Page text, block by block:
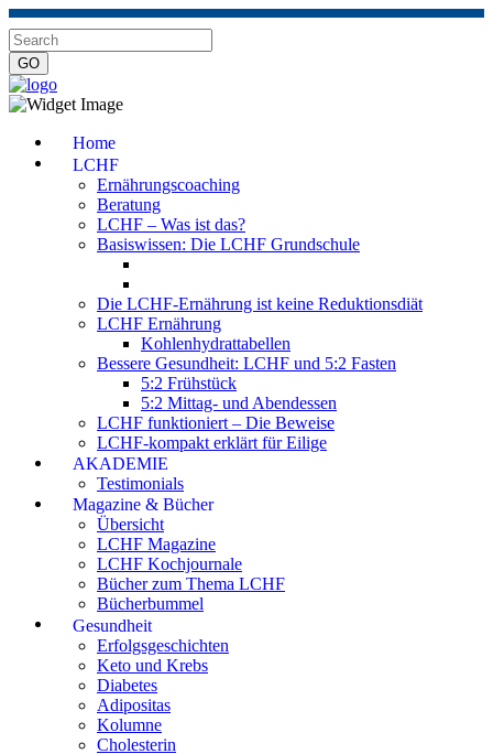
Impressum|Datenschutzerklärung|Kontakt|Newsletter
Home
LCHF
Ernährungscoaching
Beratung
LCHF – Was ist das?
Basiswissen: Die LCHF Grundschule
Die LCHF-Ernährung ist keine Reduktionsdiät
LCHF Ernährung
Kohlenhydrattabellen
Bessere Gesundheit: LCHF und 5:2 Fasten
5:2 Frühstück
5:2 Mittag- und Abendessen
LCHF funktioniert – Die Beweise
LCHF-kompakt erklärt für Eilige
AKADEMIE
Testimonials
Magazine & Bücher
Übersicht
LCHF Magazine
LCHF Kochjournale
Bücher zum Thema LCHF
Bücherbummel
Gesundheit
Erfolgsgeschichten
Keto und Krebs
Diabetes
Adipositas
Kolumne
Cholesterin